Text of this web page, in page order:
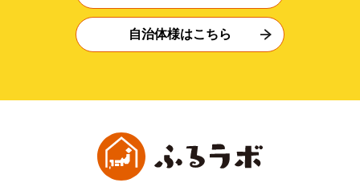
自治体様はこちら